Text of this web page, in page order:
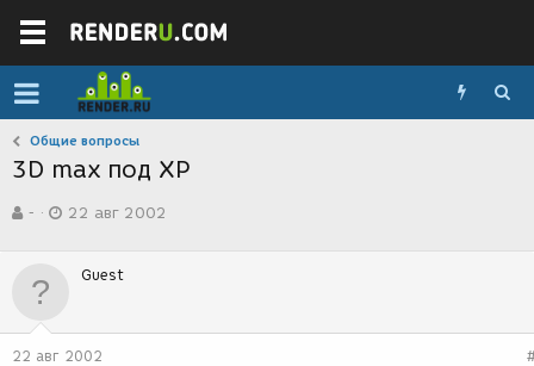
Общие вопросы
3D max под XP
в
р
м
-
а
д
22 авг 2002
Guest
22 авг 2002